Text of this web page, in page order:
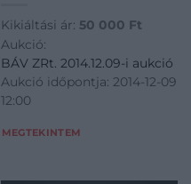
Kikiáltási ár: 50 000 Ft
Aukció:
BÁV ZRt. 2014.12.09-i aukció
Aukció időpontja: 2014-12-09
12:00
MEGTEKINTEM